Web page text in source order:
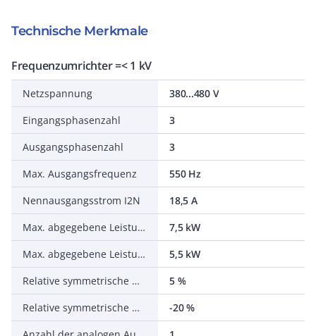
Technische Merkmale
Frequenzumrichter =< 1 kV
Netzspannung
380...480 V
Eingangsphasenzahl
3
Ausgangsphasenzahl
3
Max. Ausgangsfrequenz
550 Hz
Nennausgangsstrom I2N
18,5 A
Max. abgegebene Leistung bei quadrat. Belastung bei Bemessungsausgangsspannung
7,5 kW
Max. abgegebene Leistung bei linearer Belastung bei Bemessungsausgangsspannung
5,5 kW
Relative symmetrische Netzfrequenztoleranz
5 %
Relative symmetrische Netzspannungstoleranz
-20 %